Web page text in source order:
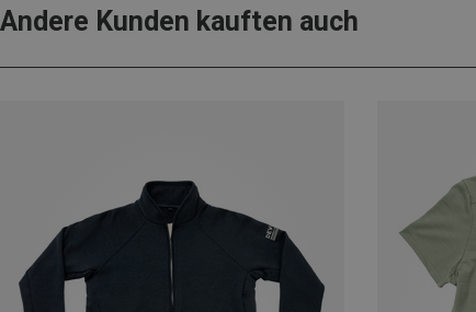
Andere Kunden kauften auch